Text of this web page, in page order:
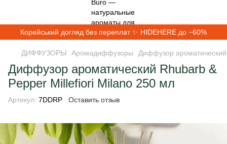
Корейський догляд без переплат ✨ HIDEHERE до −60%
ДИФФУЗОРЫ Аромадиффузоры Диффузор
Диффузор ароматический Rhubarb &
Pepper Millefiori Milano 250 мл
Артикул: 7DDRP Оставить отзыв